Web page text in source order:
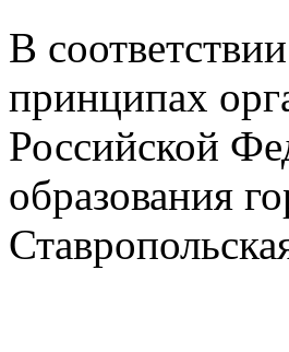
В
принципах
Российской
образования